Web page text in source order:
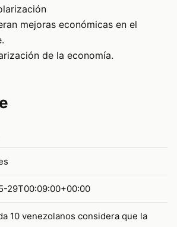
mejoras económicas en el
de la economía.
29T00:09:00+00:00
10 venezolanos considera que la